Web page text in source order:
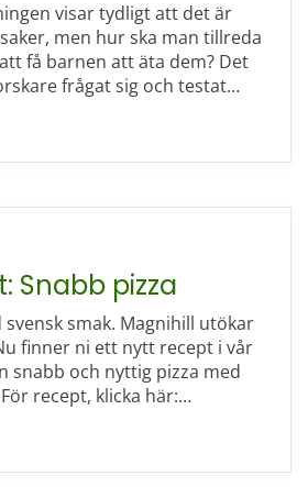
visar tydligt att det är
men hur ska man tillreda
få barnen att äta dem? Det
frågat sig och testat…
Snabb pizza
svensk smak. Magnihill utökar
finner ni ett nytt recept i vår
snabb och nyttig pizza med
recept, klicka här:…